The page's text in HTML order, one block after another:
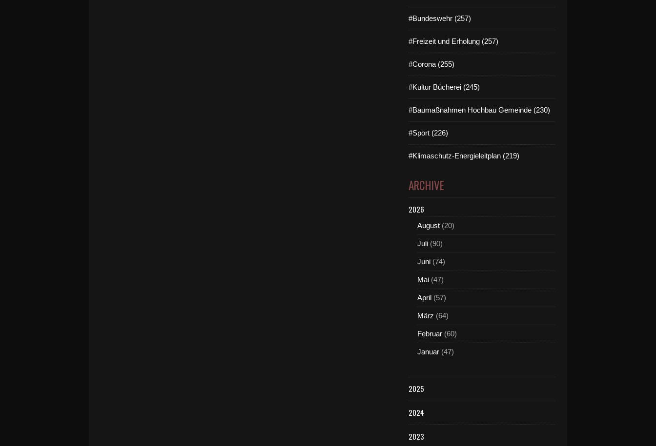
#Bundeswehr (257)
#Freizeit und Erholung (257)
#Corona (255)
#Kultur Bücherei (245)
#Baumaßnahmen Hochbau Gemeinde (230)
#Sport (226)
#Klimaschutz-Energieleitplan (219)
ARCHIVE
2026
August (20)
Juli (90)
Juni (74)
Mai (47)
April (57)
März (64)
Februar (60)
Januar (47)
2025
2024
2023